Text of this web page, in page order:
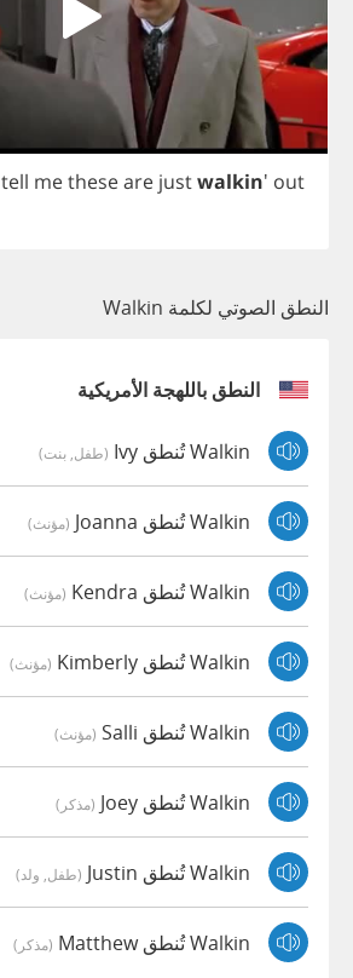
tell metheseare justwalkin' out
النطق الصوتي لكلمة Walkin
النطق باللهجة الأمريكية
Walkin تُنطق Ivy (طفل, بنت)
Walkin تُنطق Joanna (مؤنث)
Walkin تُنطق Kendra (مؤنث)
Walkin تُنطق Kimberly (مؤنث)
Walkin تُنطق Salli (مؤنث)
Walkin تُنطق Joey (مذكر)
Walkin تُنطق Justin (طفل, ولد)
Walkin تُنطق Matthew (مذكر)